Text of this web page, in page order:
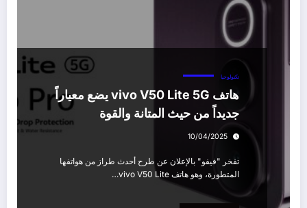
تكنولوجيا
هاتف vivo V50 Lite 5G يضع معياراً
جديداً من حيث المتانة والقوة
10/04/2025
تفخر "فيفو" بالإعلان عن طرح أحدث طراز من هواتفها
المتطورة، وهو هاتف vivo V50 Lite…